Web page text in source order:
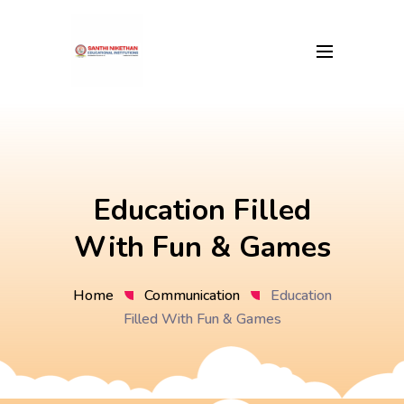
Education Filled
With Fun & Games
Home Communication
Education
Filled With Fun & Games